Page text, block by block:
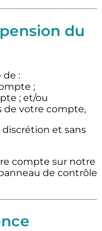
du
de :
;
; et/ou
de votre compte,
et sans
compte sur notre
de contrôle